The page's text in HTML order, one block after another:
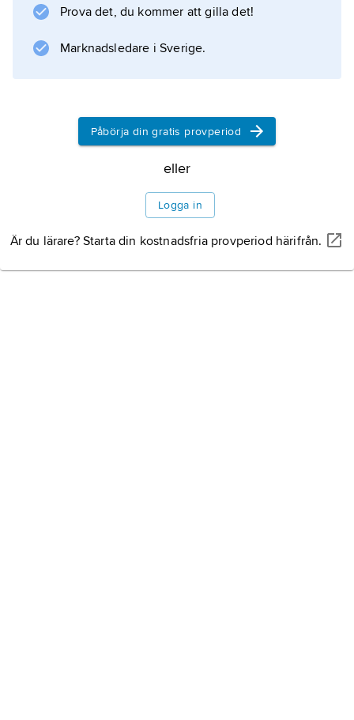
starkt politiskt inflytande, som han flitigt
Information om artikeln
Prova det, du kommer att gilla det!
Marknadsledare i Sverige.
Påbörja din gratis provperiod
eller
Logga in
Är du lärare? Starta din kostnadsfria provperiod härifrån.